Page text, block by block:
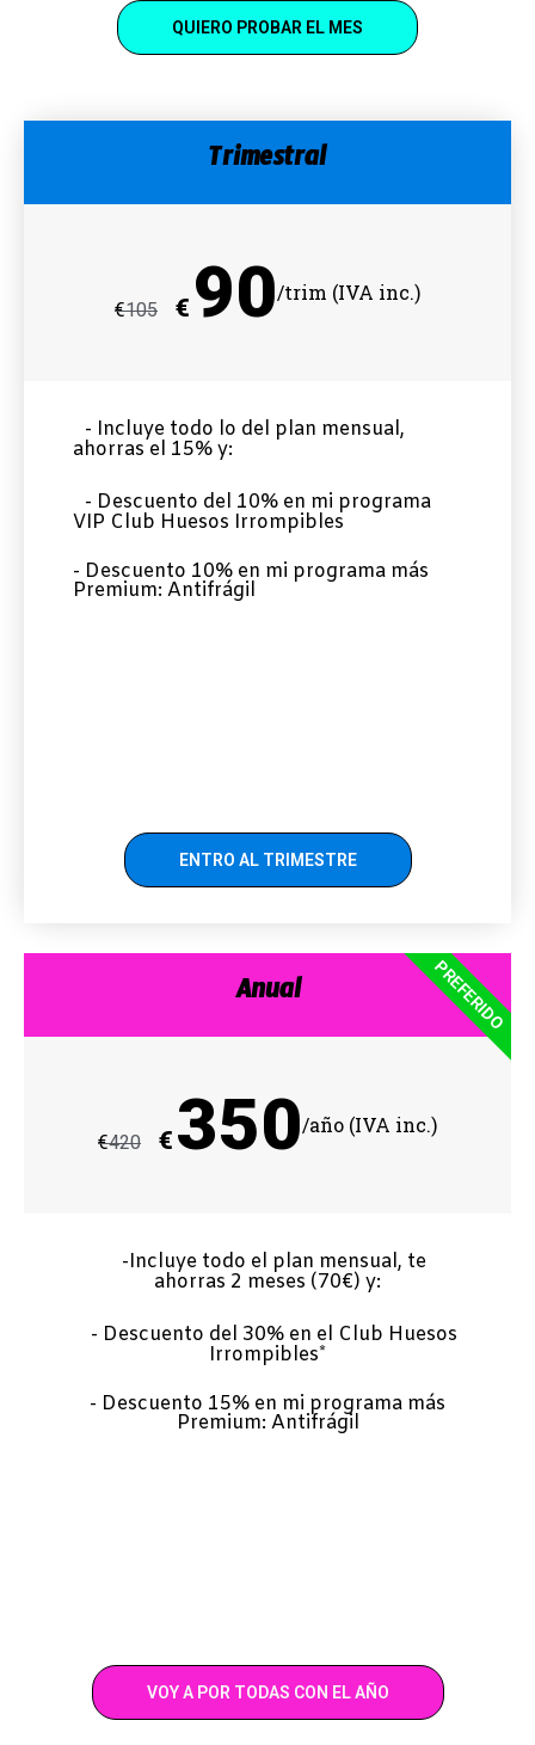
QUIERO PROBAR EL MES
Trimestral
€105 € 90/trim (IVA inc.)
- Incluye todo lo del plan mensual,
ahorras el 15% y:
- Descuento del 10% en mi programa
VIP Club Huesos Irrompibles
- Descuento 10% en mi programa más
Premium: Antifrágil
ENTRO AL TRIMESTRE
Anual
€420 € 350/año (IVA inc.)
-Incluye todo el plan mensual, te
ahorras 2 meses (70€) y:
- Descuento del 30% en el Club Huesos
Irrompibles*
- Descuento 15% en mi programa más
Premium: Antifrágil
VOY A POR TODAS CON EL AÑO
PREFERIDO